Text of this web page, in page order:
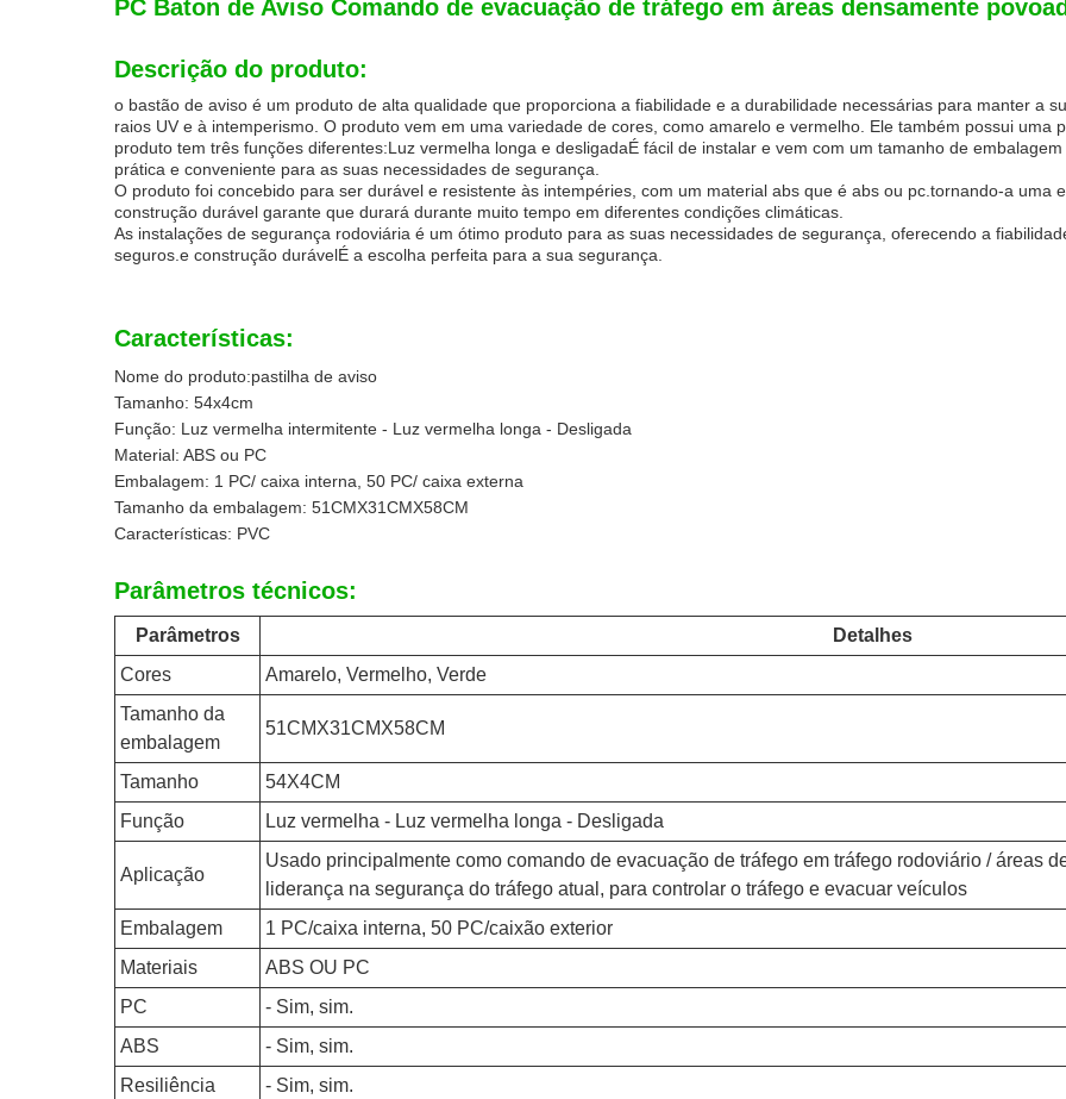
PC Baton de Aviso Comando de evacuação de tráfego em áreas densamente
Descrição do produto:
o bastão de aviso é um produto de alta qualidade que proporciona a fiabilidade e a durabilidade necessárias para manter a
raios UV e à intemperismo. O produto vem em uma variedade de cores, como amarelo e vermelho. Ele também possui uma
produto tem três funções diferentes:Luz vermelha longa e desligadaÉ fácil de instalar e vem com um tamanho de
prática e conveniente para as suas necessidades de segurança.
O produto foi concebido para ser durável e resistente às intempéries, com um material abs que é abs ou pc.tornando-a uma
construção durável garante que durará durante muito tempo em diferentes condições climáticas.
As instalações de segurança rodoviária é um ótimo produto para as suas necessidades de segurança, oferecendo a
seguros.e construção durávelÉ a escolha perfeita para a sua segurança.
Características:
Nome do produto:pastilha de aviso
Tamanho: 54x4cm
Função: Luz vermelha intermitente - Luz vermelha longa - Desligada
Material: ABS ou PC
Embalagem: 1 PC/ caixa interna, 50 PC/ caixa externa
Tamanho da embalagem: 51CMX31CMX58CM
Características: PVC
Parâmetros técnicos:
Parâmetros
Detalhes
Cores
Amarelo, Vermelho, Verde
Tamanho da
embalagem
51CMX31CMX58CM
Tamanho
54X4CM
Função
Luz vermelha - Luz vermelha longa - Desligada
Aplicação
Usado principalmente como comando de evacuação de tráfego em tráfego rodoviário / áreas
liderança na segurança do tráfego atual, para controlar o tráfego e evacuar veículos
Embalagem
1 PC/caixa interna, 50 PC/caixão exterior
Materiais
ABS OU PC
PC
- Sim, sim.
ABS
- Sim, sim.
Resiliência
- Sim, sim.